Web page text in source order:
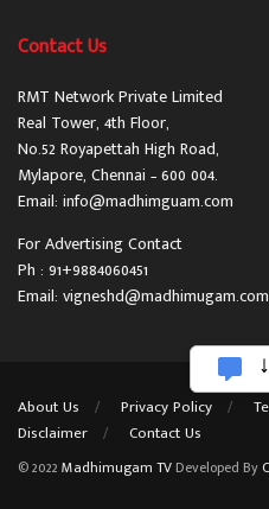
Contact Us
RMT Network Private Limited
Real Tower, 4th Floor,
No.52 Royapettah High Road,
Mylapore, Chennai – 600 004.
Email: info@madhimguam.com
For Advertising Contact
Ph : 91+9884060451
Email: vigneshd@madhimugam.com
About Us Privacy Policy
Disclaimer
Contact Us
© 2022 Madhimugam TV Developed By